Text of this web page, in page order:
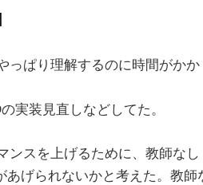
っぱり理解するのに時間がかか
実装見直しなどしてた。
ンスを上げるために、教師なし
あげられないかと考えた。教師